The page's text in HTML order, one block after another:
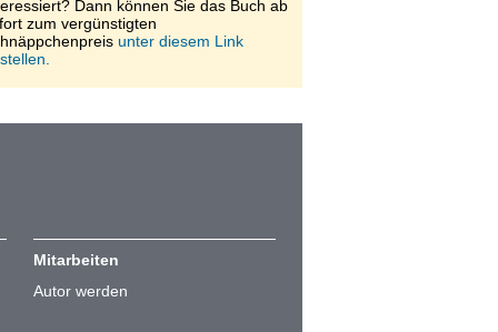
Dann können Sie das Buch ab
zum vergünstigten
unter diesem Link
Mitarbeiten
Autor werden